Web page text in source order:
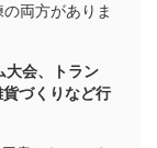
両方がありま
大会、トラン
づくりなど行